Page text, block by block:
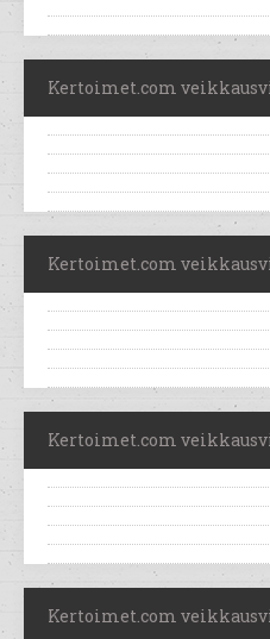
Kertoimet.com
Kertoimet.com
Kertoimet.com
Kertoimet.com